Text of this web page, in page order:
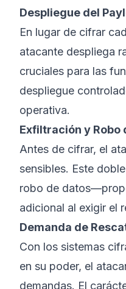
Despliegue del
En lugar de cifrar
atacante despliega
cruciales para las
despliegue
operativa.
Exfiltración y Robo
Antes de cifrar, el
sensibles. Este
robo de
adicional al exigir el
Demanda de
Con los sistemas
en su poder, el
demandas. El